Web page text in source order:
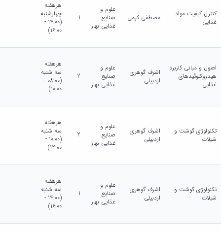
کنترل کیفیت مواد
غذایی
مصطفی کرمی
علوم و
صنایع
غذایی بهار
1
هرهفته
چهارشنبه
(14:00 -
16:00)
اصول و مبانی کاربرد
هیدروکلوئیدهای
غذایی
اشرف گوهری
اردبیلی
علوم و
صنایع
غذایی بهار
2
هرهفته
سه شنبه
(08:00 -
10:00)
تکنولوژی گوشت و
شیلات
اشرف گوهری
اردبیلی
علوم و
صنایع
غذایی بهار
2
هرهفته
سه شنبه
(10:00 -
12:00)
تکنولوژی گوشت و
شیلات
اشرف گوهری
اردبیلی
علوم و
صنایع
غذایی بهار
1
هرهفته
سه شنبه
(14:00 -
16:00)